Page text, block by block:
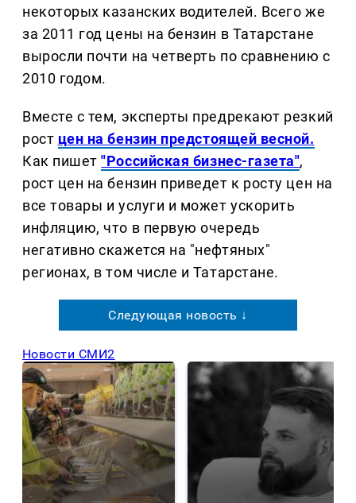
некоторых казанских водителей. Всего же
за 2011 год цены на бензин в Татарстане
выросли почти на четверть по сравнению с
2010 годом.
Вместе с тем, эксперты предрекают резкий
рост цен на бензин предстоящей весной.
Как пишет"Российская бизнес-газета",
рост цен на бензин приведет к росту цен на
все товары и услуги и может ускорить
инфляцию, что в первую очередь
негативно скажется на "нефтяных"
регионах, в том числе и Татарстане.
Следующая новость ↓
Новости СМИ2